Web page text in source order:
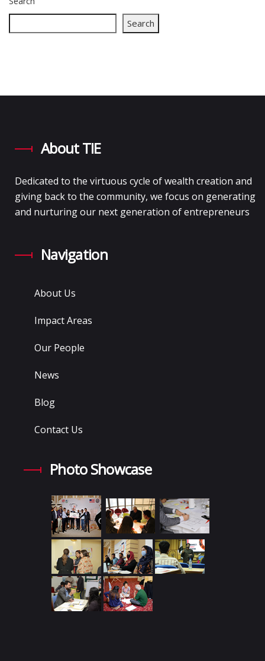
Search
About TIE
Dedicated to the virtuous cycle of wealth creation and
giving back to the community, we focus on generating
and nurturing our next generation of entrepreneurs
Navigation
About Us
Impact Areas
Our People
News
Blog
Contact Us
Photo Showcase